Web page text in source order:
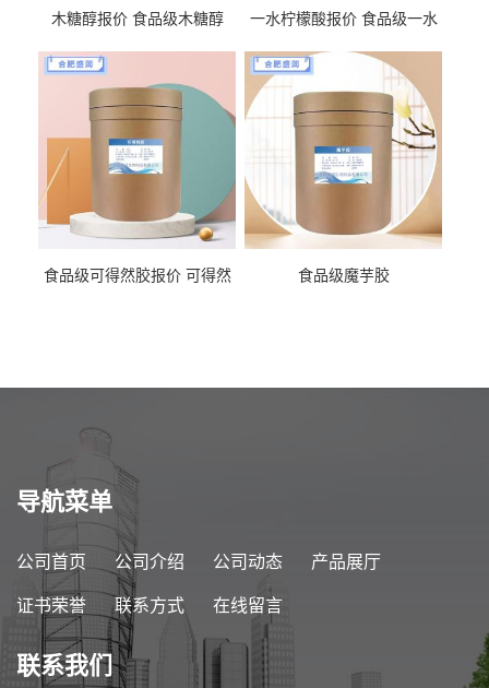
木糖醇报价 食品级木糖醇
一水柠檬酸报价 食品级一水
食品级可得然胶报价 可得然
食品级魔芋胶
导航菜单
公司首页 公司介绍 公司动态 产品展厅
证书荣誉 联系方式 在线留言
联系我们